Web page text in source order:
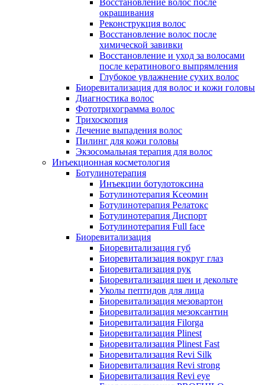
Восстановление волос после
окрашивания
Реконструкция волос
Восстановление волос после
химической завивки
Восстановление и уход за волосами
после кератинового выпрямления
Глубокое увлажнение сухих волос
Биоревитализация для волос и кожи головы
Диагностика волос
Фототрихограмма волос
Трихоскопия
Лечение выпадения волос
Пилинг для кожи головы
Экзосомальная терапия для волос
Инъекционная косметология
Ботулинотерапия
Инъекции ботулотоксина
Ботулинотерапия Ксеомин
Ботулинотерапия Релатокс
Ботулинотерапия Диспорт
Ботулинотерапия Full face
Биоревитализация
Биоревитализация губ
Биоревитализация вокруг глаз
Биоревитализация рук
Биоревитализация шеи и декольте
Уколы пептидов для лица
Биоревитализация мезовартон
Биоревитализация мезоксантин
Биоревитализация Filorga
Биоревитализация Plinest
Биоревитализация Plinest Fast
Биоревитализация Revi Silk
Биоревитализация Revi strong
Биоревитализация Revi eye